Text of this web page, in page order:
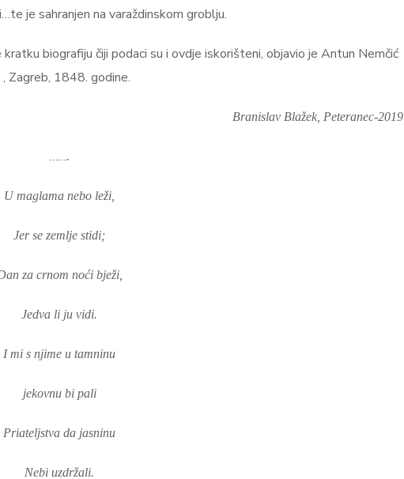
je sahranjen na varaždinskom groblju.
biografiju čiji podaci su i ovdje iskorišteni, objavio je Antun Nemčić
Zagreb, 1848. godine.
Branislav Blažek, Peteranec-2019
…….
U maglama nebo leži,
Jer se zemlje stidi;
za crnom noći bježi,
Jedva li ju vidi.
I mi s njime u tamninu
jekovnu bi pali
Priateljstva da jasninu
Nebi uzdržali.